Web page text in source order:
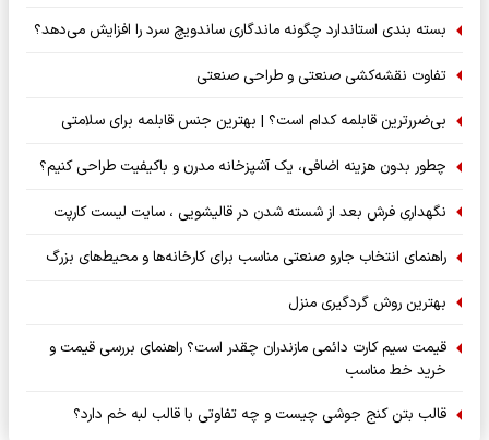
بسته‌ بندی استاندارد چگونه ماندگاری ساندویچ سرد را افزایش می‌دهد؟
تفاوت نقشه‌کشی صنعتی و طراحی صنعتی
بی‌ضررترین قابلمه کدام است؟ | بهترین جنس قابلمه برای سلامتی
چطور بدون هزینه اضافی، یک آشپزخانه مدرن و باکیفیت طراحی کنیم؟
نگهداری فرش بعد از شسته شدن در قالیشویی ، سایت لیست کارپت
راهنمای انتخاب جارو صنعتی مناسب برای کارخانه‌ها و محیط‌های بزرگ
بهترین روش گردگیری منزل
قیمت سیم کارت دائمی مازندران چقدر است؟ راهنمای بررسی قیمت و
خرید خط مناسب
قالب بتن کنج جوشی چیست و چه تفاوتی با قالب لبه خم دارد؟